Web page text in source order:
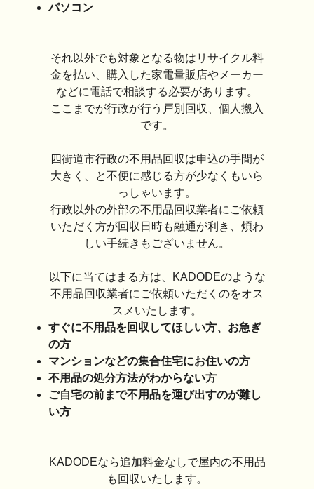
パソコン
それ以外でも対象となる物はリサイクル料
金を払い、購入した家電量販店やメーカー
などに電話で相談する必要があります。
ここまでが行政が行う戸別回収、個人搬入
です。
四街道市行政の不用品回収は申込の手間が
大きく、と不便に感じる方が少なくもいら
っしゃいます。
行政以外の外部の不用品回収業者にご依頼
いただく方が回収日時も融通が利き、煩わ
しい手続きもございません。
以下に当てはまる方は、KADODEのような
不用品回収業者にご依頼いただくのをオス
スメいたします。
すぐに不用品を回収してほしい方、お急ぎ
の方
マンションなどの集合住宅にお住いの方
不用品の処分方法がわからない方
ご自宅の前まで不用品を運び出すのが難し
い方
KADODEなら追加料金なしで屋内の不用品
も回収いたします。